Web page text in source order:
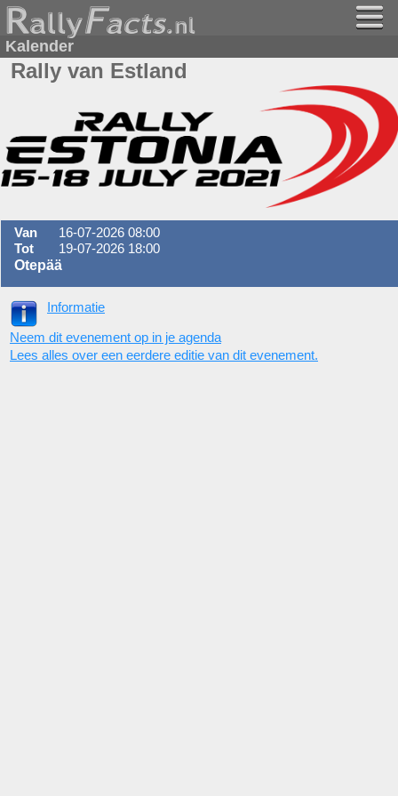
Kalender
Rally van Estland
Van
16-07-2026 08:00
Tot
19-07-2026 18:00
Otepää
Informatie
Neem dit evenement op in je agenda
Lees alles over een eerdere editie van dit evenement.